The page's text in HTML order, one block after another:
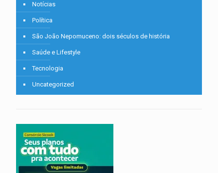
Notícias
Política
São João Nepomuceno: dois séculos de história
Saúde e Lifestyle
Tecnologia
Uncategorized